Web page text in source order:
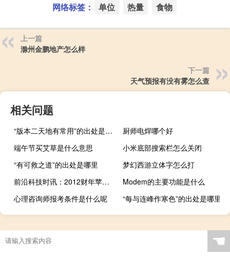
网络标签： 单位 热量 食物
上一篇
滁州金鹏地产怎么样
下一篇
天气预报有没有雾怎么查
相关问题
“版本二天地有常用”的出处是哪里
厨师电焊哪个好
端午节买艾草是什么意思
小米底部搜索栏怎么关闭
“有可救之道”的出处是哪里
梦幻西游立体字怎么打
前沿科技时讯：2012财年苹果研发投资增10亿达34亿美元
Modem的主要功能是什么
心理咨询师报考条件是什么呢
“每与连峰作寒色”的出处是哪里
☚